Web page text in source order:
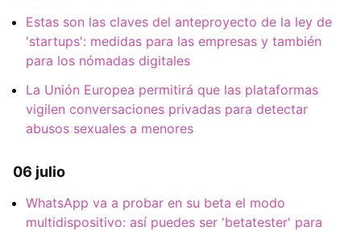
Estas son las claves del anteproyecto de la ley de
'startups': medidas para las empresas y también
para los nómadas digitales
La Unión Europea permitirá que las plataformas
vigilen conversaciones privadas para detectar
abusos sexuales a menores
06 julio
WhatsApp va a probar en su beta el modo
multidispositivo: así puedes ser 'betatester' para